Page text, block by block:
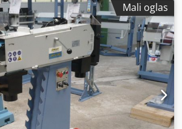
Mali oglas